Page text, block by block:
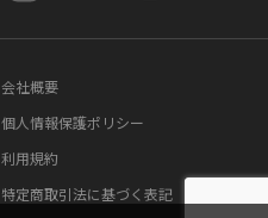
会社概要
個人情報保護ポリシー
利用規約
特定商取引法に基づく表記